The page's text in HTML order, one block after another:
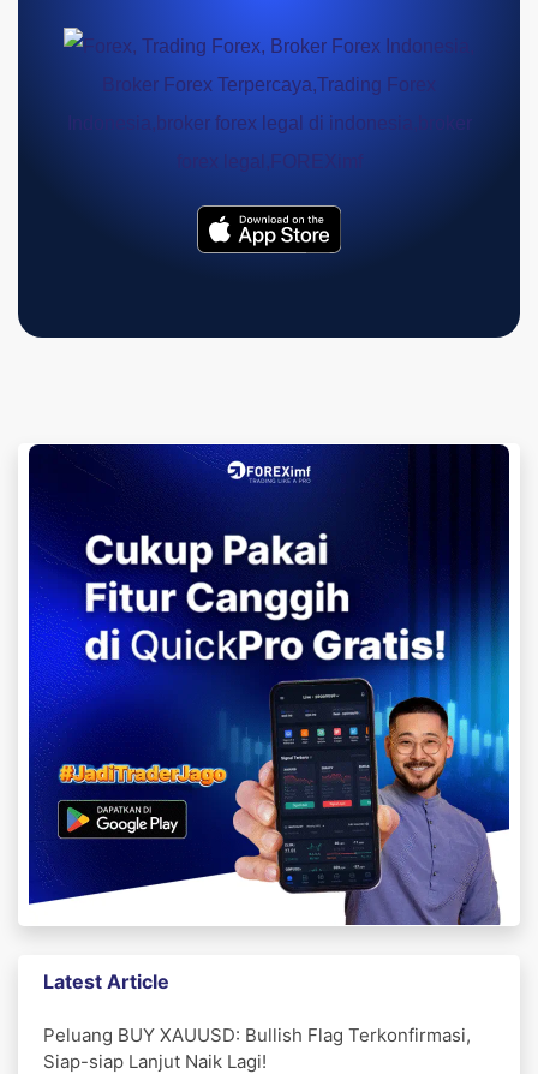
Latest Article
Peluang BUY XAUUSD: Bullish Flag Terkonfirmasi,
Siap-siap Lanjut Naik Lagi!